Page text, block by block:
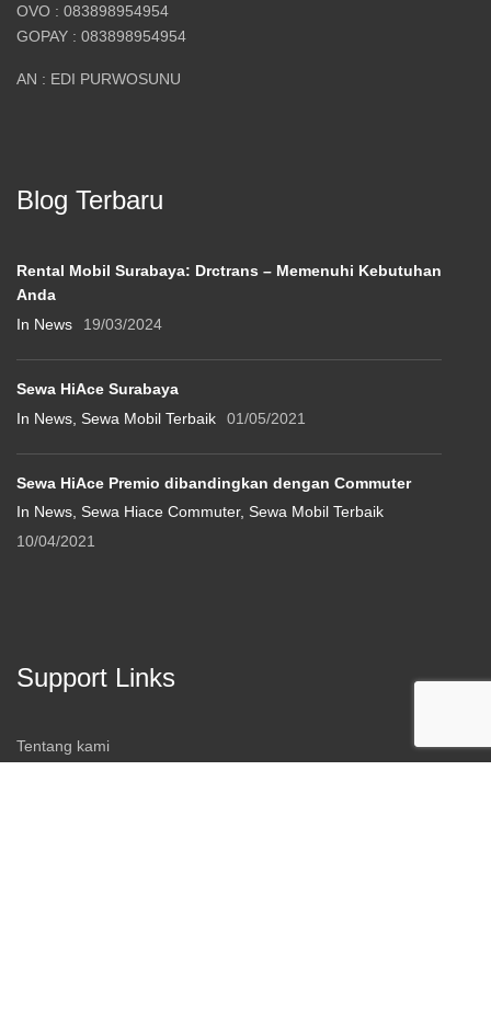
OVO : 083898954954
GOPAY : 083898954954
AN : EDI PURWOSUNU
Blog Terbaru
Rental Mobil Surabaya: Drctrans – Memenuhi Kebutuhan
Anda
In News
19/03/2024
Sewa HiAce Surabaya
In News, Sewa Mobil Terbaik
01/05/2021
Sewa HiAce Premio dibandingkan dengan Commuter
In News, Sewa Hiace Commuter, Sewa Mobil Terbaik
10/04/2021
Support Links
Tentang kami